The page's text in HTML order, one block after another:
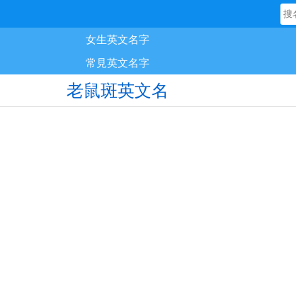
女生英文名字
常見英文名字
老鼠斑英文名